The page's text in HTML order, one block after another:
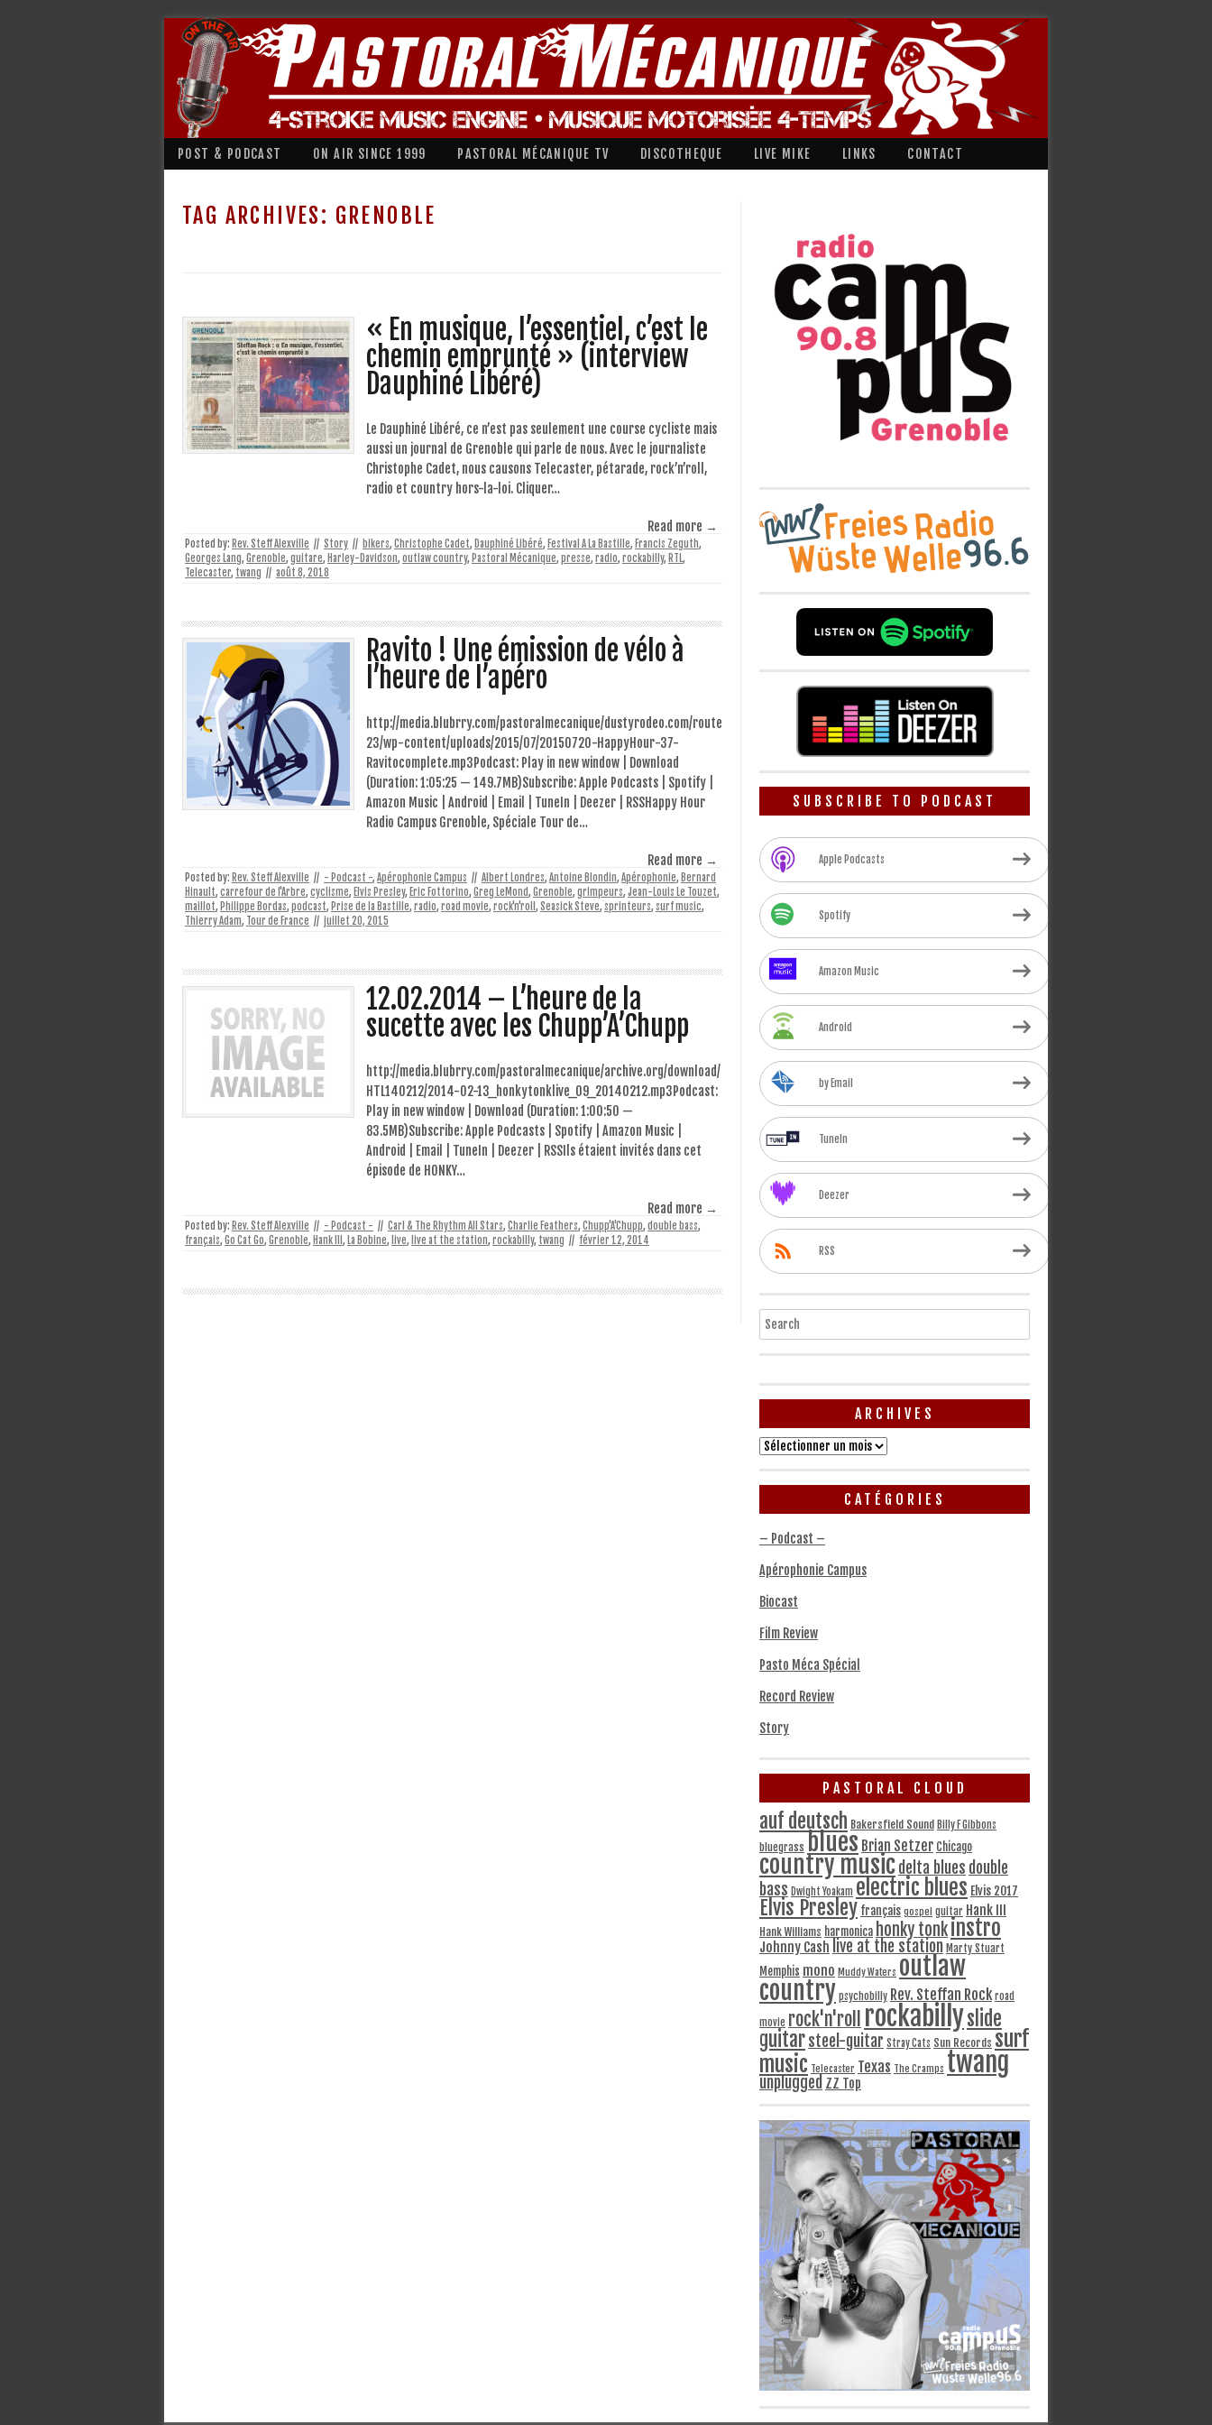
POST & PODCAST ON AIR SINCE 1999 PASTORAL MÉCANIQUE TV DISCOTHEQUE LIVE MIKE LINKS CONTACT
TAG ARCHIVES: GRENOBLE
« En musique, l’essentiel, c’est le
chemin emprunté » (interview
Dauphiné Libéré)
Le Dauphiné Libéré, ce n’est pas seulement une course cycliste mais
aussi un journal de Grenoble qui parle de nous. Avec le journaliste
Christophe Cadet, nous causons Telecaster, pétarade, rock’n’roll,
radio et country hors-la-loi. Cliquer…
Read more →
Posted by: Rev. Steff Alexville // Story // bikers, Christophe Cadet, Dauphiné Libéré, Festival A La Bastille, Francis Zeguth,
Georges Lang, Grenoble, guitare, Harley-Davidson, outlaw country, Pastoral Mécanique, presse, radio, rockabilly, RTL,
Telecaster, twang // août 8, 2018
Ravito ! Une émission de vélo à
l’heure de l’apéro
http://media.blubrry.com/pastoralmecanique/dustyrodeo.com/route
23/wp-content/uploads/2015/07/20150720-HappyHour-37-
Ravitocomplete.mp3Podcast: Play in new window | Download
(Duration: 1:05:25 — 149.7MB)Subscribe: Apple Podcasts | Spotify |
Amazon Music | Android | Email | TuneIn | Deezer | RSSHappy Hour
Radio Campus Grenoble, Spéciale Tour de…
Read more →
Posted by: Rev. Steff Alexville // - Podcast -, Apérophonie Campus // Albert Londres, Antoine Blondin, Apérophonie, Bernard
Hinault, carrefour de l'Arbre, cyclisme, Elvis Presley, Eric Fottorino, Greg LeMond, Grenoble, grimpeurs, Jean-Louis Le Touzet,
maillot, Philippe Bordas, podcast, Prise de la Bastille, radio, road movie, rock'n'roll , Seasick Steve, sprinteurs, surf music,
Thierry Adam, Tour de France // juillet 20, 2015
12.02.2014 – L’heure de la
sucette avec les Chupp’A’Chupp
http://media.blubrry.com/pastoralmecanique/archive.org/download/
HTL140212/2014-02-13_honkytonklive_09_20140212.mp3Podcast:
Play in new window | Download (Duration: 1:00:50 —
83.5MB)Subscribe: Apple Podcasts | Spotify | Amazon Music |
Android | Email | TuneIn | Deezer | RSSIls étaient invités dans cet
épisode de HONKY…
Read more →
Posted by: Rev. Steff Alexville // - Podcast - // Carl & The Rhythm All Stars, Charlie Feathers, Chupp'A'Chupp, double bass,
français, Go Cat Go, Grenoble, Hank III , La Bobine, live, live at the station, rockabilly, twang // février 12, 2014
SUBSCRIBE TO PODCAST
Apple Podcasts
Spotify
Amazon Music
Android
by Email
TuneIn
Deezer
RSS
Search
ARCHIVES
Archives
CATÉGORIES
– Podcast –
Apérophonie Campus
Biocast
Film Review
Pasto Méca Spécial
Record Review
Story
PASTORAL CLOUD
auf deutsch Bakersfield Sound Billy F Gibbons
bluegrass blues Brian Setzer Chicago
country musicdelta blues double
bass Dwight Yoakam electric blues Elvis 2017
Elvis Presley français gospel guitar Hank III
Hank Williams harmonica honky tonkinstro
Johnny Cash live at the station Marty Stuart
Memphis mono Muddy Waters outlaw
country psychobilly Rev. Steffan Rock road
movie rock'n'roll rockabillyslide
guitarsteel-guitar Stray Cats Sun Records surf
music Telecaster Texas The Cramps twang
unplugged ZZ Top